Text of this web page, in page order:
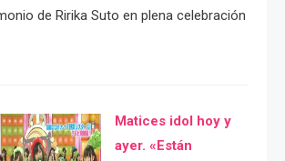
de Ririka Suto en plena celebración
Matices idol hoy y
ayer. «Están